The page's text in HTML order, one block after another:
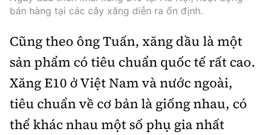
bán hàng tại các cây xăng diễn ra ổn định.
Cũng theo ông Tuấn, xăng dầu là một
sản phẩm có tiêu chuẩn quốc tế rất cao.
Xăng E10 ở Việt Nam và nước ngoài,
tiêu chuẩn về cơ bản là giống nhau, có
thể khác nhau một số phụ gia nhất